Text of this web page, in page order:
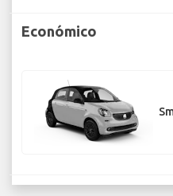
Económico